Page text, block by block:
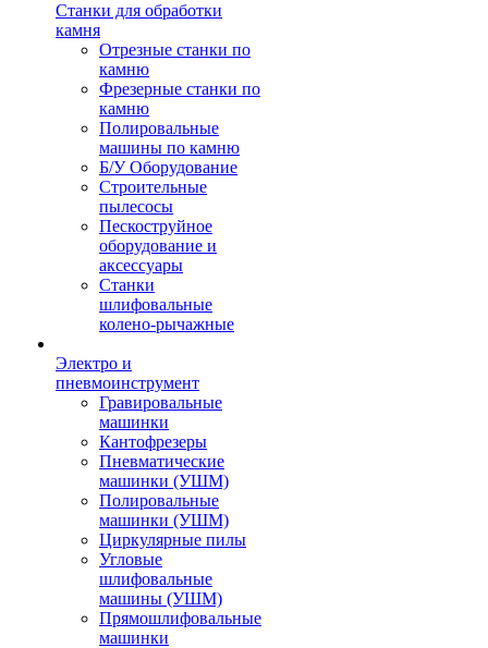
Станки для обработки
камня
Отрезные станки по
камню
Фрезерные станки по
камню
Полировальные
машины по камню
Б/У Оборудование
Строительные
пылесосы
Пескоструйное
оборудование и
аксессуары
Станки
шлифовальные
колено-рычажные
Электро и
пневмоинструмент
Гравировальные
машинки
Кантофрезеры
Пневматические
машинки (УШМ)
Полировальные
машинки (УШМ)
Циркулярные пилы
Угловые
шлифовальные
машины (УШМ)
Прямошлифовальные
машинки